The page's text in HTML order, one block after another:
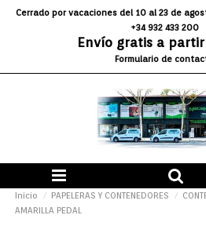
Cerrado por vacaciones del 10 al 23 de
+34 932 433 200
Envío gratis a
Formulario de
Inicio PAPELERAS Y CONTENEDORES
AMARILLA PEDAL